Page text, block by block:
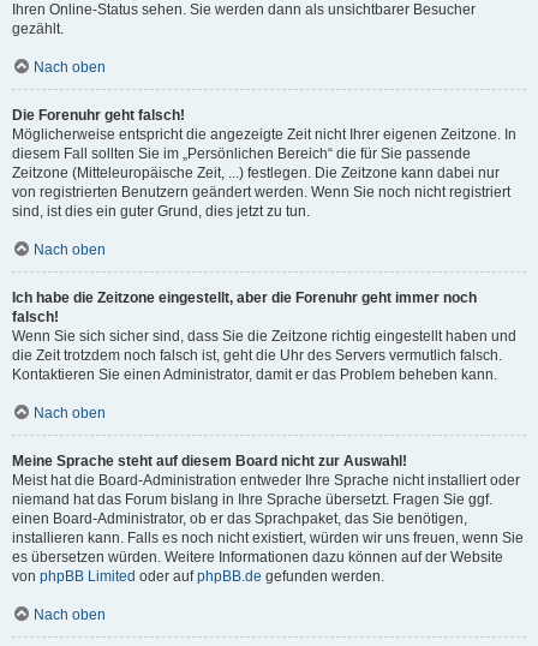
Ihren Online-Status sehen. Sie werden dann als unsichtbarer Besucher
gezählt.
Nach oben
Die Forenuhr geht falsch!
Möglicherweise entspricht die angezeigte Zeit nicht Ihrer eigenen Zeitzone. In
diesem Fall sollten Sie im „Persönlichen Bereich“ die für Sie passende
Zeitzone (Mitteleuropäische Zeit, ...) festlegen. Die Zeitzone kann dabei nur
von registrierten Benutzern geändert werden. Wenn Sie noch nicht registriert
sind, ist dies ein guter Grund, dies jetzt zu tun.
Nach oben
Ich habe die Zeitzone eingestellt, aber die Forenuhr geht immer noch
falsch!
Wenn Sie sich sicher sind, dass Sie die Zeitzone richtig eingestellt haben und
die Zeit trotzdem noch falsch ist, geht die Uhr des Servers vermutlich falsch.
Kontaktieren Sie einen Administrator, damit er das Problem beheben kann.
Nach oben
Meine Sprache steht auf diesem Board nicht zur Auswahl!
Meist hat die Board-Administration entweder Ihre Sprache nicht installiert oder
niemand hat das Forum bislang in Ihre Sprache übersetzt. Fragen Sie ggf.
einen Board-Administrator, ob er das Sprachpaket, das Sie benötigen,
installieren kann. Falls es noch nicht existiert, würden wir uns freuen, wenn Sie
es übersetzen würden. Weitere Informationen dazu können auf der Website
von phpBB Limited oder aufphpBB.de gefunden werden.
Nach oben